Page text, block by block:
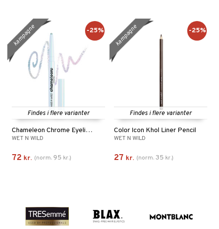
Findes i flere varianter
Chameleon Chrome Eyeliner
WET N WILD
72 kr. (norm. 95 kr.)
kampagne -25%
Findes i flere varianter
Color Icon Khol Liner Pencil
WET N WILD
27 kr. (norm. 35 kr.)
kampagne -25%